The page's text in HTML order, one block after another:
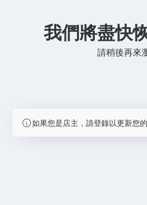
我們將盡快
請稍後再來
如果您是店主，請登錄以更新您的